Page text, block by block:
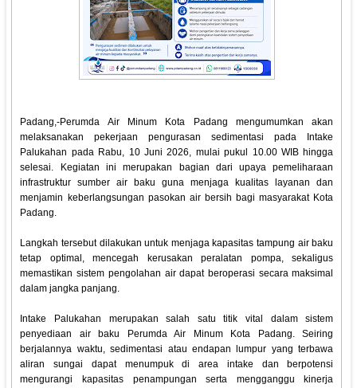
Padang,-Perumda Air Minum Kota Padang mengumumkan akan
melaksanakan pekerjaan pengurasan sedimentasi pada Intake
Palukahan pada Rabu, 10 Juni 2026, mulai pukul 10.00 WIB hingga
selesai. Kegiatan ini merupakan bagian dari upaya pemeliharaan
infrastruktur sumber air baku guna menjaga kualitas layanan dan
menjamin keberlangsungan pasokan air bersih bagi masyarakat Kota
Padang.
Langkah tersebut dilakukan untuk menjaga kapasitas tampung air baku
tetap optimal, mencegah kerusakan peralatan pompa, sekaligus
memastikan sistem pengolahan air dapat beroperasi secara maksimal
dalam jangka panjang.
Intake Palukahan merupakan salah satu titik vital dalam sistem
penyediaan air baku Perumda Air Minum Kota Padang. Seiring
berjalannya waktu, sedimentasi atau endapan lumpur yang terbawa
aliran sungai dapat menumpuk di area intake dan berpotensi
mengurangi kapasitas penampungan serta mengganggu kinerja